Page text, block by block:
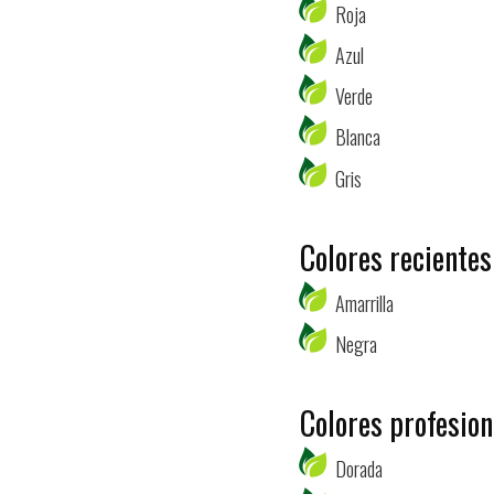
Roja
Azul
Verde
Blanca
Gris
Colores recientes
Amarrilla
Negra
Colores
Dorada